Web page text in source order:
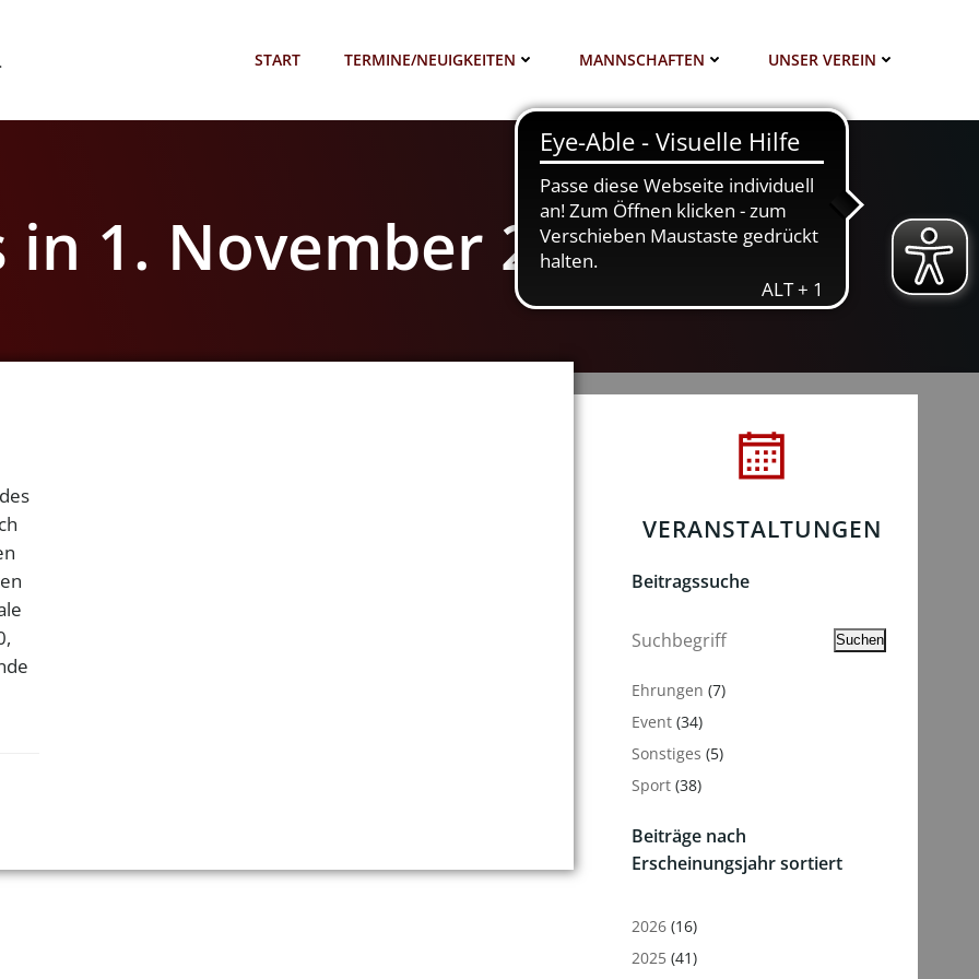
START TERMINE/NEUIGKEITEN MANNSCHAFTEN UNSER VEREIN
in 1. November 2024
VERANSTALTUNGEN
Beitragssuche
Suchen Suchen
Ehrungen (7)
Event(34)
Sonstiges (5)
Sport(38)
Beiträge nach
Erscheinungsjahr sortiert
2026(16)
2025(41)